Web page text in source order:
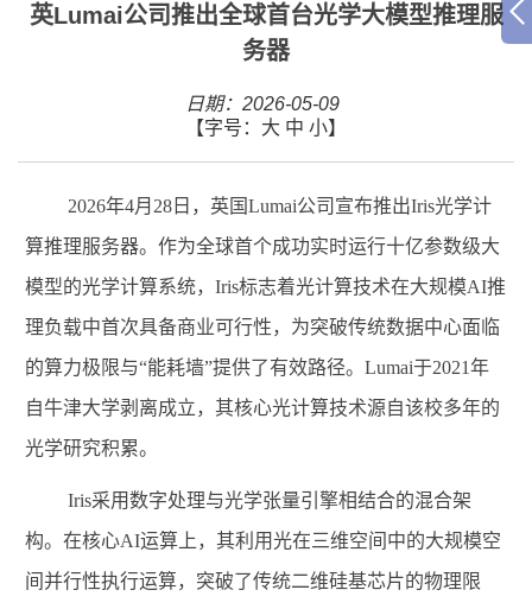
英Lumai公司推出全球首台光学大模型推理服
务器
日期：2026-05-09
【字号： 大 中 小】
2026年4月 28 日，英国Lumai公司宣布推出Iris光学计
算推理服务器。作为全球首个成功实时运行十亿参数级大
模型的光学计算系统， Iris标志着光计算技术在大规模AI推
理负载中首次具备商业可行性，为突破传统数据中心面临
的算力极限与“能耗墙”提供了有效路径。 Lumai于2021年
自牛津大学剥离成立，其核心光计算技术源自该校多年的
光学研究积累。
Iris采用数字处理与光学张量引擎相结合的混合架
构。在核心AI运算上，其利用光在三维空间中的大规模空
间并行性执行运算，突破了传统二维硅基芯片的物理限